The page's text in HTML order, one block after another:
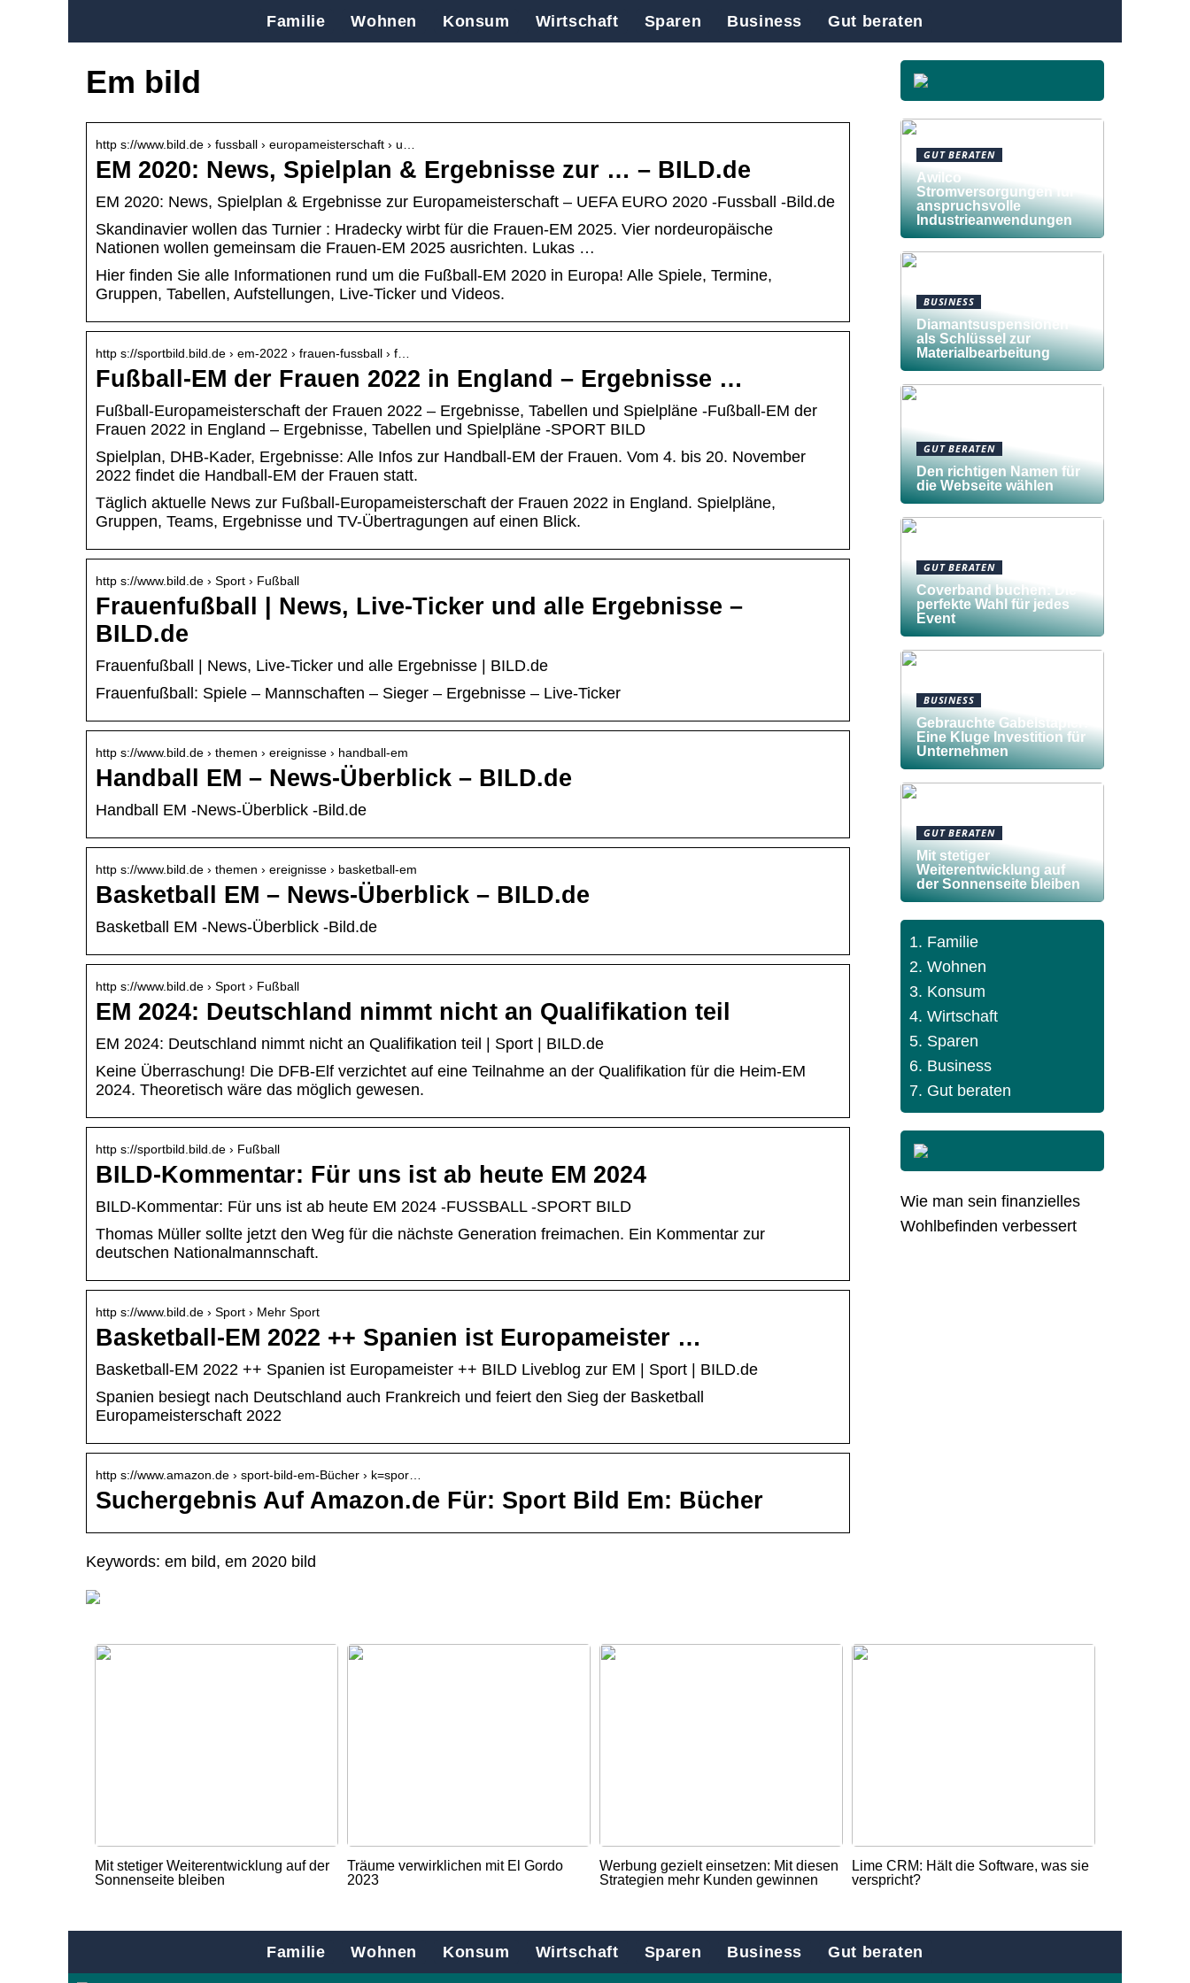
Familie Wohnen Konsum Wirtschaft Sparen Business Gut beraten
Em bild
http s://www.bild.de › fussball › europameisterschaft › u…
EM 2020: News, Spielplan & Ergebnisse zur … – BILD.de
EM 2020: News, Spielplan & Ergebnisse zur Europameisterschaft – UEFA EURO 2020 -Fussball -Bild.de
Skandinavier wollen das Turnier : Hradecky wirbt für die Frauen-EM 2025. Vier nordeuropäische
Nationen wollen gemeinsam die Frauen-EM 2025 ausrichten. Lukas …
Hier finden Sie alle Informationen rund um die Fußball-EM 2020 in Europa! Alle Spiele, Termine,
Gruppen, Tabellen, Aufstellungen, Live-Ticker und Videos.
http s://sportbild.bild.de › em-2022 › frauen-fussball › f…
Fußball-EM der Frauen 2022 in England – Ergebnisse …
Fußball-Europameisterschaft der Frauen 2022 – Ergebnisse, Tabellen und Spielpläne -Fußball-EM der
Frauen 2022 in England – Ergebnisse, Tabellen und Spielpläne -SPORT BILD
Spielplan, DHB-Kader, Ergebnisse: Alle Infos zur Handball-EM der Frauen. Vom 4. bis 20. November
2022 findet die Handball-EM der Frauen statt.
Täglich aktuelle News zur Fußball-Europameisterschaft der Frauen 2022 in England. Spielpläne,
Gruppen, Teams, Ergebnisse und TV-Übertragungen auf einen Blick.
http s://www.bild.de › Sport › Fußball
Frauenfußball | News, Live-Ticker und alle Ergebnisse –
BILD.de
Frauenfußball | News, Live-Ticker und alle Ergebnisse | BILD.de
Frauenfußball: Spiele – Mannschaften – Sieger – Ergebnisse – Live-Ticker
http s://www.bild.de › themen › ereignisse › handball-em
Handball EM – News-Überblick – BILD.de
Handball EM -News-Überblick -Bild.de
http s://www.bild.de › themen › ereignisse › basketball-em
Basketball EM – News-Überblick – BILD.de
Basketball EM -News-Überblick -Bild.de
http s://www.bild.de › Sport › Fußball
EM 2024: Deutschland nimmt nicht an Qualifikation teil
EM 2024: Deutschland nimmt nicht an Qualifikation teil | Sport | BILD.de
Keine Überraschung! Die DFB-Elf verzichtet auf eine Teilnahme an der Qualifikation für die Heim-EM
2024. Theoretisch wäre das möglich gewesen.
http s://sportbild.bild.de › Fußball
BILD-Kommentar: Für uns ist ab heute EM 2024
BILD-Kommentar: Für uns ist ab heute EM 2024 -FUSSBALL -SPORT BILD
Thomas Müller sollte jetzt den Weg für die nächste Generation freimachen. Ein Kommentar zur
deutschen Nationalmannschaft.
http s://www.bild.de › Sport › Mehr Sport
Basketball-EM 2022 ++ Spanien ist Europameister …
Basketball-EM 2022 ++ Spanien ist Europameister ++ BILD Liveblog zur EM | Sport | BILD.de
Spanien besiegt nach Deutschland auch Frankreich und feiert den Sieg der Basketball
Europameisterschaft 2022
http s://www.amazon.de › sport-bild-em-Bücher › k=spor…
Suchergebnis Auf Amazon.de Für: Sport Bild Em: Bücher
Keywords: em bild, em 2020 bild
GUT BERATEN
Awilco
Stromversorgungen für
anspruchsvolle
Industrieanwendungen
BUSINESS
Diamantsuspensionen
als Schlüssel zur
Materialbearbeitung
GUT BERATEN
Den richtigen Namen für
die Webseite wählen
GUT BERATEN
Coverband buchen: Die
perfekte Wahl für jedes
Event
BUSINESS
Gebrauchte Gabelstapler:
Eine Kluge Investition für
Unternehmen
GUT BERATEN
Mit stetiger
Weiterentwicklung auf
der Sonnenseite bleiben
Familie
Wohnen
Konsum
Wirtschaft
Sparen
Business
Gut beraten
Wie man sein finanzielles
Wohlbefinden verbessert
Mit stetiger Weiterentwicklung auf der
Sonnenseite bleiben
Träume verwirklichen mit El Gordo
2023
Werbung gezielt einsetzen: Mit diesen
Strategien mehr Kunden gewinnen
Lime CRM: Hält die Software, was sie
verspricht?
Familie Wohnen Konsum Wirtschaft Sparen Business Gut beraten